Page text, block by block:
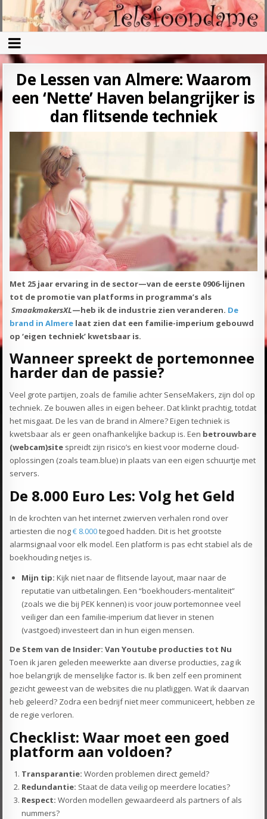
De Lessen van Almere: Waarom
een ‘Nette’ Haven belangrijker is
dan flitsende techniek
Met 25 jaar ervaring in de sector—van de eerste 0906-lijnen
tot de promotie van platforms in programma’s als
SmaakmakersXL—heb ik de industrie zien veranderen. De
brand in Almere laat zien dat een familie-imperium gebouwd
op ‘eigen techniek’ kwetsbaar is.
Wanneer spreekt de portemonnee
harder dan de passie?
Veel grote partijen, zoals de familie achter SenseMakers, zijn dol op
techniek. Ze bouwen alles in eigen beheer. Dat klinkt prachtig, totdat
het misgaat. De les van de brand in Almere? Eigen techniek is
kwetsbaar als er geen onafhankelijke backup is. Een betrouwbare
(webcam)site spreidt zijn risico’s en kiest voor moderne cloud-
oplossingen (zoals team.blue) in plaats van een eigen schuurtje met
servers.
De 8.000 Euro Les: Volg het Geld
In de krochten van het internet zwierven verhalen rond over
artiesten die nog€ 8.000tegoed hadden. Dit is het grootste
alarmsignaal voor elk model. Een platform is pas echt stabiel als de
boekhouding netjes is.
Mijn tip: Kijk niet naar de flitsende layout, maar naar de
reputatie van uitbetalingen. Een “boekhouders-mentaliteit”
(zoals we die bij PEK kennen) is voor jouw portemonnee veel
veiliger dan een familie-imperium dat liever in stenen
(vastgoed) investeert dan in hun eigen mensen.
De Stem van de Insider: Van Youtube producties tot Nu
Toen ik jaren geleden meewerkte aan diverse producties, zag ik
hoe belangrijk de menselijke factor is. Ik ben zelf een prominent
gezicht geweest van de websites die nu platliggen. Wat ik daarvan
heb geleerd? Zodra een bedrijf niet meer communiceert, hebben ze
de regie verloren.
Checklist: Waar moet een goed
platform aan voldoen?
Transparantie: Worden problemen direct gemeld?
Redundantie: Staat de data veilig op meerdere locaties?
Respect: Worden modellen gewaardeerd als partners of als
nummers?